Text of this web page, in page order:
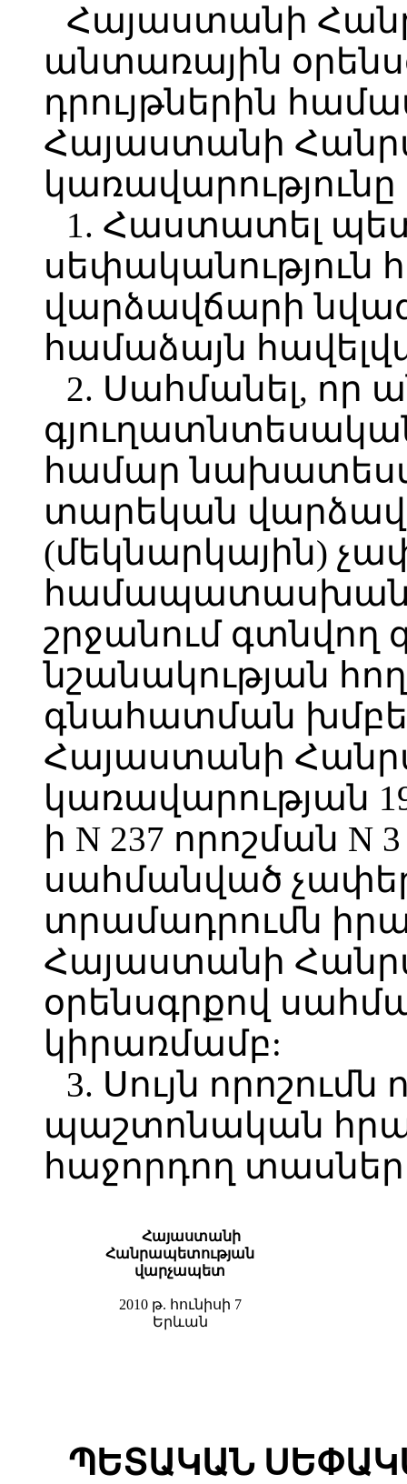
Հայաստանի
անտառային
դրույթներին
Հայաստանի
կառավարությունը
1. Հաստատել
վարձավճարի
համաձայն
2. Սահմանել, որ
համար
տարեկան
(մեկնարկային)
համապատասխան
շրջանում
նշանակության
գնահատման
Հայաստանի
կառավարության
ի N 237 որոշման N
սահմանված
տրամադրումն
Հայաստանի
օրենսգրքով
կիրառմամբ:
3. Սույն որոշումն
պաշտոնական
հաջորդող
Հայաստանի
Հանրապետության
վարչապետ
2010 թ. հունիսի 7
Երևան
ՊԵՏԱԿԱՆ